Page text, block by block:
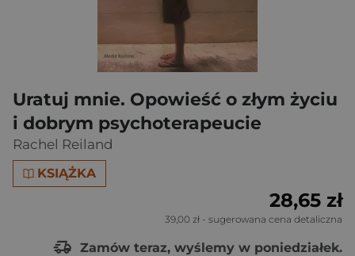
Uratuj mnie. Opowieść o złym życiu
i dobrym psychoterapeucie
Rachel Reiland
KSIĄŻKA
28,65 zł
39,00 zł - sugerowana cena detaliczna
Zamów teraz, wyślemy w poniedziałek.